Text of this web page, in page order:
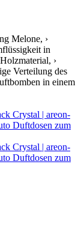
Melone, ›
in
›
Verteilung des
in einem